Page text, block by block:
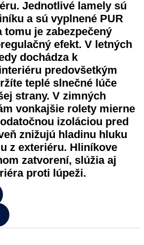
Jednotlivé lamely sú
a sú vyplnené PUR
tomu je zabezpečený
efekt. V letných
dochádza k
predovšetkým
teplé slnečné lúče
strany. V zimných
vonkajšie rolety mierne
izoláciou pred
znižujú hladinu hluku
z exteriéru. Hliníkove
zatvorení, slúžia aj
proti lúpeži.